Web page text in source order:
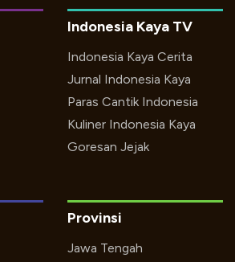
Indonesia Kaya TV
Indonesia Kaya Cerita
Jurnal Indonesia Kaya
Paras Cantik Indonesia
Kuliner Indonesia Kaya
Goresan Jejak
Provinsi
Jawa Tengah